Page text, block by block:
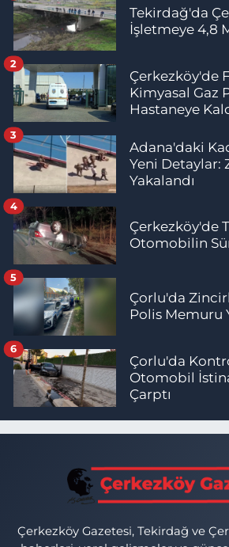
Tekirdağ'da
İşletmeye 4,8
Çerkezköy'de
Kimyasal Gaz
Hastaneye
2
Adana'daki
Yeni Detaylar:
Yakalandı
3
Çerkezköy'de
Otomobilin
4
Çorlu'da
Polis Memuru
5
Çorlu'da
Otomobil
Çarptı
6
Çerkezköy Gazetesi, Tekirdağ ve